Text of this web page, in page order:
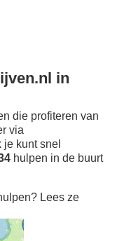
in
die profiteren van
via
kunt snel
hulpen in de buurt
Lees ze